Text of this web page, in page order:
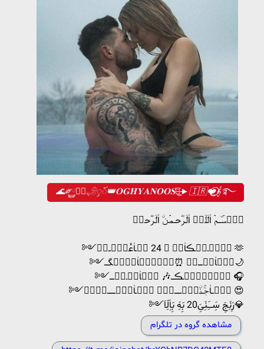
🌊༗࿆‌𖢗⃟ٖٖ𓄂ꪴꪰ‌👑𝐎𝐆𝐇𝐘𝐀𝐍𝐎𝐎𝐒࿐̶͟҉►🇮🇷❤️⃝⃭⃝⃭𝄞࿐
ب࣪ٙسۜــمۘ اٰلۙلۙه࣬ اٰلۙـرؓحـمۘـنۨ اٰلۙـرؓحݺ࣮
༻وࣳݺ࣮ـسۜـڪاٰلۙ 🎙 24 سۜـاٰعٔتٙ࣫ــه࣬ 🫶
༻تٙ࣫اٰݺ࣮ــــمۘ ⏰شۜ࣫ب࣪ٙاٰه࣬نۨگـــ🌙
༻مۘوࣳزؗݺ࣮ـڪـــ🎶 تٙ࣫اٰݺ࣮ـمۘــــ 🎧
༻ب࣪ٙــاٰجۚـنۨب࣪ٙــــــه࣬ٔ ب࣪ٙـاٰشۜ࣫ـــــــݺ࣮دࣸ 😍
༻رَِنَِجَِ سَِــَِنَِیَِ20 بَِهَِ بَِاَِلَِاَ💎
مشاهده گروه در تلگرام